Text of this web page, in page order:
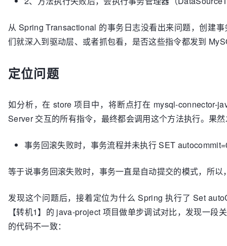
从 Spring Transactional 的事务日志没看出来问题，创建
们就深入到驱动层、或者抓包看，是否这些指令都发到
定位问题
如分析，在 store 项目中，将断点打在 mysql-connector-
Server 交互的所有指令，最终都会调用这个方法执行。果
事务回滚失败时， 事务流程并未执行 SET
等于说事务回滚失败时，事务一直是自动提交的模式，所
发现这个问题后，接着定位为什么 Spring 执行了 Set
【转机1】的 java-project 项目做单步调试对比，发现一
的代码不一致：